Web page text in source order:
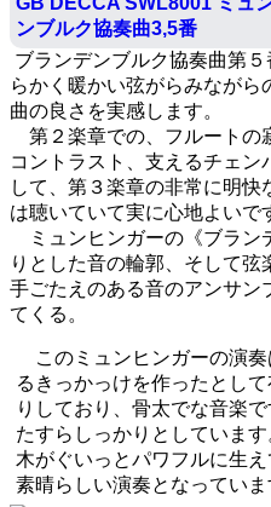
ンブルク協奏曲3,5番
ブランデンブルク協奏曲第
らかく暖かい弦がらみなが
曲の良さを実感します。
第２楽章での、フルートの
コントラスト、支えるチェ
して、第３楽章の非常に明
は聴いていて実に心地よいで
ミュンヒンガーの《ブラン
りとした音の輪郭、そして
手ごたえのある音のアンサン
てくる。
このミュンヒンガーの演
るきっかっけを作ったとし
りしており、骨太でな音楽
たすらしっかりとしていま
木がぐいっとパワフルに生
素晴らしい演奏となっていま